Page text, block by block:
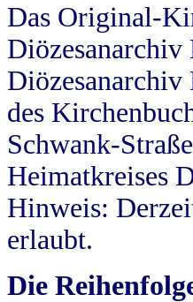
Das Original-
des
Schwank-
Heimatkreises
Hinweis:
erlaubt.
Die